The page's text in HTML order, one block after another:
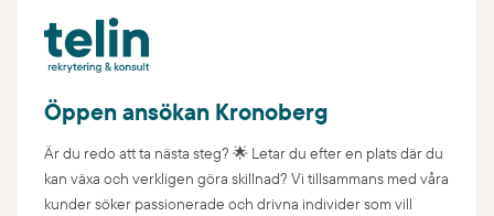
Öppen ansökan Kronoberg
Är du redo att ta nästa steg? 🌟 Letar du efter en plats där du
kan växa och verkligen göra skillnad? Vi tillsammans med våra
kunder söker passionerade och drivna individer som vill